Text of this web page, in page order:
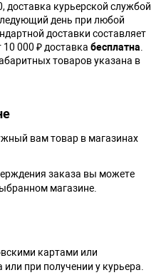
доставка курьерской службой
день при любой
доставки составляет
10 000 ₽ доставка бесплатна.
товаров указана в
вам товар в магазинах
заказа вы можете
магазине.
картами или
при получении у курьера.